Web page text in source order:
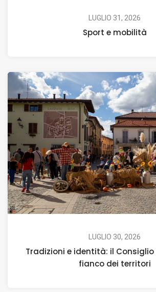
LUGLIO 31, 2026
Sport e mobilità
LUGLIO 30, 2026
Tradizioni e identità: il
fianco dei territori